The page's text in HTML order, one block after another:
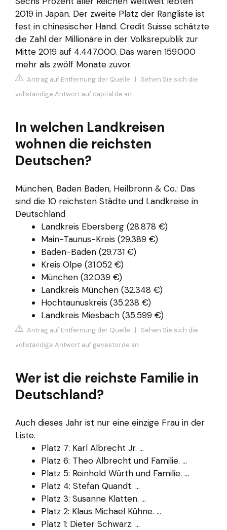
2019 in Japan. Der zweite Platz der Rangliste ist
fest in chinesischer Hand. Credit Suisse schätzte
die Zahl der Millionäre in der Volksrepublik zur
Mitte 2019 auf 4.447.000. Das waren 159.000
mehr als zwölf Monate zuvor.
Antrag auf Entfernung der Quelle | Sehen Sie sich die
vollständige Antwort auf capital.de an
In welchen Landkreisen
wohnen die reichsten
Deutschen?
München, Baden Baden, Heilbronn & Co.: Das
sind die 10 reichsten Städte und Landkreise in
Deutschland
Landkreis Ebersberg (28.878 €)
Main-Taunus-Kreis (29.389 €)
Baden-Baden (29.731 €)
Kreis Olpe (31.052 €)
München (32.039 €)
Landkreis München (32.348 €)
Hochtaunuskreis (35.238 €)
Landkreis Miesbach (35.599 €)
Antrag auf Entfernung der Quelle | Sehen Sie sich die
vollständige Antwort auf gevestor.de an
Wer ist die reichste Familie in
Deutschland?
Auch dieses Jahr ist nur eine einzige Frau in der
Liste.
Platz 7: Karl Albrecht Jr. ...
Platz 6: Theo Albrecht und Familie. ...
Platz 5: Reinhold Würth und Familie. ...
Platz 4: Stefan Quandt. ...
Platz 3: Susanne Klatten. ...
Platz 2: Klaus Michael Kühne. ...
Platz 1: Dieter Schwarz. ...